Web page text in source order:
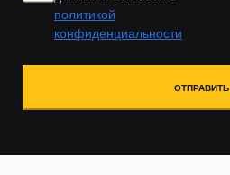
политикой
конфиденциальности
ОТПРАВИТЬ